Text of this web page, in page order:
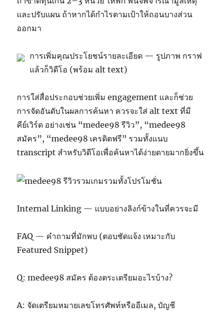
และปรับแผน ถ้าหากได้กำไรตามเป้าให้ถอนบางส่วน
ออกมา
การเพิ่มคุณประโยชน์รายละเอียด — รูปภาพ กราฟ
แล้วก็วิดีโอ (พร้อม alt text)
การใส่สื่อประกอบช่วยเพิ่ม engagement และก็ช่วย
การจัดอันดับในผลการค้นหา ควรจะใส่ alt text ที่มี
คีย์เวิร์ด อย่างเช่น “medee98 รีวิว”, “medee98
สมัคร”, “medee98 เครดิตฟรี” รวมทั้งแนบ
transcript สำหรับวิดีโอเพื่อค้นหาได้ง่ายดายมากยิ่งขึ้น
Internal Linking — แบบอย่างลิงก์ข้างในที่ควรจะมี
FAQ — คำถามที่มักพบ (ตอบชัดแจ้ง เหมาะกับ
Featured Snippet)
Q: medee98 สมัคร ต้องตระเตรียมอะไรบ้าง?
A: จัดเตรียมหมายเลขโทรศัพท์หรืออีเมล, บัญชี